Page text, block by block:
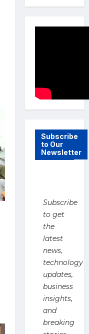
Subscribe
to Our
Newsletter
Subscribe
to get
the
latest
news,
technology
updates,
business
insights,
and
breaking